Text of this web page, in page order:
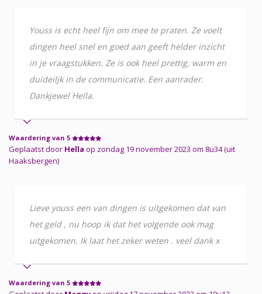
Youss is echt heel fijn om mee te praten. Ze voelt
dingen heel snel en goed aan geeft helder inzicht
in je vraagstukken. Ze is ook heel prettig, warm en
duideiljk in de communicatie. Een aanrader.
Dankjewel Hella.
Waardering van 5
Geplaatst door Hella op zondag 19 november 2023 om 8u34 (uit
Haaksbergen)
Lieve youss een van dingen is uitgekomen dat van
het geld , nu hoop ik dat het volgende ook mag
uitgekomen. Ik laat het zeker weten . veel dank x
Waardering van 5